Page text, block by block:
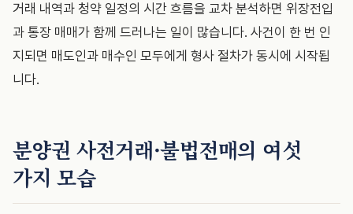
거래 내역과 청약 일정의 시간 흐름을 교차 분석하면 위장전입
과 통장 매매가 함께 드러나는 일이 많습니다. 사건이 한 번 인
지되면 매도인과 매수인 모두에게 형사 절차가 동시에 시작됩
니다.
분양권 사전거래·불법전매의 여섯
가지 모습